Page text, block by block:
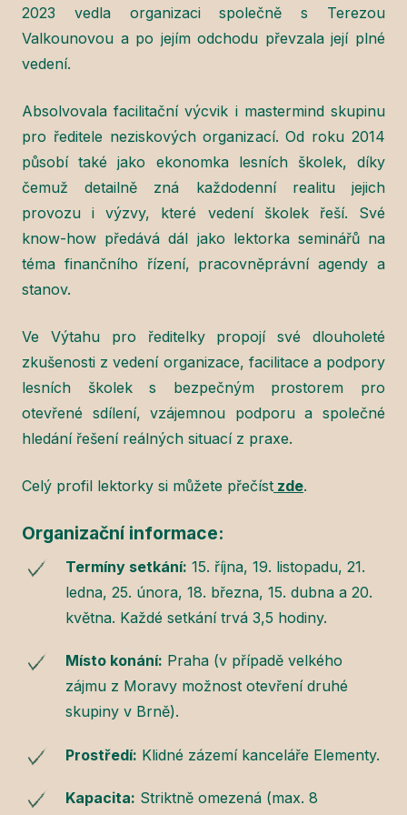
2023 vedla organizaci společně s Terezou
Valkounovou a po jejím odchodu převzala její plné
vedení.
Absolvovala facilitační výcvik i mastermind skupinu
pro ředitele neziskových organizací. Od roku 2014
působí také jako ekonomka lesních školek, díky
čemuž detailně zná každodenní realitu jejich
provozu i výzvy, které vedení školek řeší. Své
know-how předává dál jako lektorka seminářů na
téma finančního řízení, pracovněprávní agendy a
stanov.
Ve Výtahu pro ředitelky propojí své dlouholeté
zkušenosti z vedení organizace, facilitace a podpory
lesních školek s bezpečným prostorem pro
otevřené sdílení, vzájemnou podporu a společné
hledání řešení reálných situací z praxe.
Celý profil lektorky si můžete přečíst zde.
Organizační informace:
Termíny setkání: 15. října, 19. listopadu, 21.
ledna, 25. února, 18. března, 15. dubna a 20.
května. Každé setkání trvá 3,5 hodiny.
Místo konání: Praha (v případě velkého
zájmu z Moravy možnost otevření druhé
skupiny v Brně).
Prostředí: Klidné zázemí kanceláře Elementy.
Kapacita: Striktně omezená (max. 8